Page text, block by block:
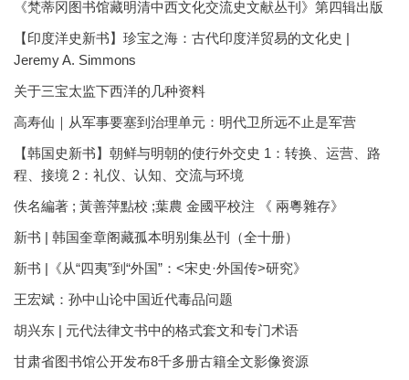
《梵蒂冈图书馆藏明清中西文化交流史文献丛刊》第四辑出版
【印度洋史新书】珍宝之海：古代印度洋贸易的文化史 |
Jeremy A. Simmons
关于三宝太监下西洋的几种资料
高寿仙｜从军事要塞到治理单元：明代卫所远不止是军营
【韩国史新书】朝鲜与明朝的使行外交史 1：转换、运营、路
程、接境 2：礼仪、认知、交流与环境
佚名編著 ; 黃善萍點校 ;葉農 金國平校注 《 兩粵雜存》
新书 | 韩国奎章阁藏孤本明别集丛刊（全十册）
新书 |《从“四夷”到“外国”：<宋史·外国传>研究》
王宏斌：孙中山论中国近代毒品问题
胡兴东 | 元代法律文书中的格式套文和专门术语
甘肃省图书馆公开发布8千多册古籍全文影像资源